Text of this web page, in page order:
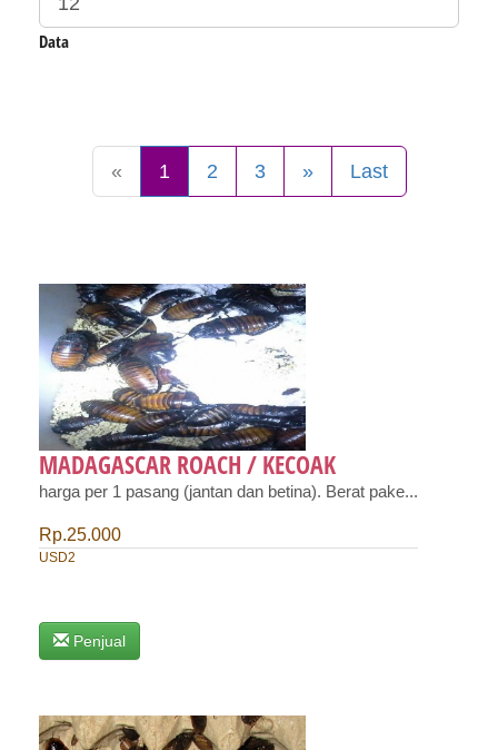
Data
« 1 2 3 » Last
MADAGASCAR ROACH / KECOAK
harga per 1 pasang (jantan dan betina). Berat pake...
Rp.25.000
USD2
Penjual